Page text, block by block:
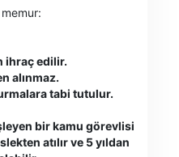
ihraç edilir.
alınmaz.
tabi tutulur.
bir kamu görevlisi
atılır ve 5 yıldan